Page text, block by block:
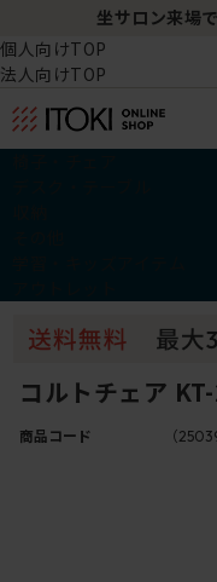
坐サロン来場で
個人向けTOP
法人向けTOP
コルトチェア
商品コード （